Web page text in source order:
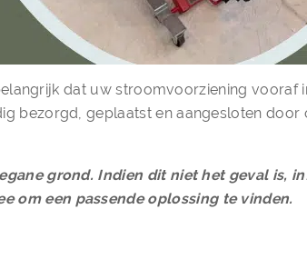
dat uw stroomvoorziening vooraf
bezorgd, geplaatst en aangesloten door
grond. Indien dit niet het geval is,
om een passende oplossing te vinden.